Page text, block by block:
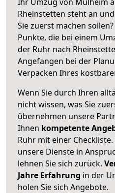
Rheinstetten steht an
Sie zuerst machen
Punkte, die bei einem
der Ruhr nach
Angefangen bei der
Verpacken Ihres
Wenn Sie durch Ihren
nicht wissen, was Sie
übernehmen unsere
Ihnen kompetente
Ruhr mit einer Checkliste.
unsere Dienste in
lehnen Sie sich zurück.
Jahre Erfahrung in der
holen Sie sich Angebote.